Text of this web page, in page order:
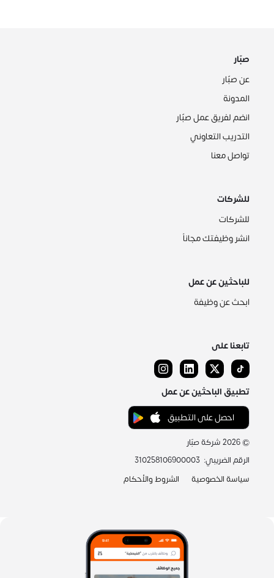
صبّار
عن صبّار
المدونة
انضم لفريق عمل صبّار
التدريب التعاوني
تواصل معنا
للشركات
للشركات
انشر وظيفتك مجاناً
للباحثين عن عمل
ابحث عن وظيفة
تابعنا على
تطبيق الباحثين عن عمل
احصل على التطبيق
©
2026شركة صبّار
الرقم الضريبي:
310258106900003
سياسة الخصوصية
الشروط والأحكام